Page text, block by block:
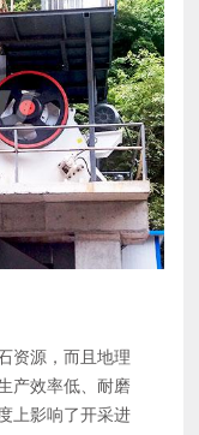
资源，而且地理
产效率低、耐磨
上影响了开采进